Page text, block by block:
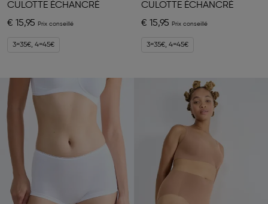
CULOTTE ÉCHANCRÉ
€ 15,95
3=35€, 4=45€
CULOTTE ÉCHANCRÉ
€ 15,95
3=35€, 4=45€